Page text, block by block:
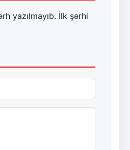
yazılmayıb. İlk şərhi